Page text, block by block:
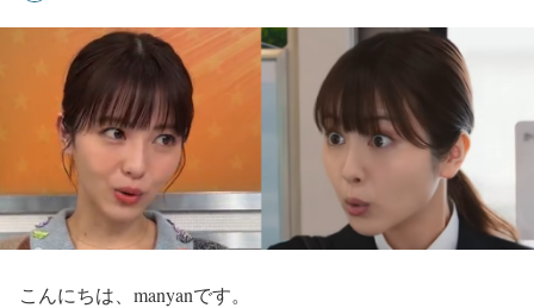
こんにちは、manyanです。